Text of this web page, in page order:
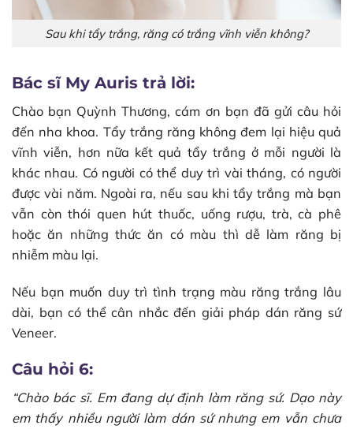
Sau khi tẩy trắng, răng có trắng vĩnh viễn không?
Bác sĩ My Auris trả lời:
Chào bạn Quỳnh Thương, cám ơn bạn đã gửi câu hỏi
đến nha khoa. Tẩy trắng răng không đem lại hiệu quả
vĩnh viễn, hơn nữa kết quả tẩy trắng ở mỗi người là
khác nhau. Có người có thể duy trì vài tháng, có người
được vài năm. Ngoài ra, nếu sau khi tẩy trắng mà bạn
vẫn còn thói quen hút thuốc, uống rượu, trà, cà phê
hoặc ăn những thức ăn có màu thì dễ làm răng bị
nhiễm màu lại.
Nếu bạn muốn duy trì tình trạng màu răng trắng lâu
dài, bạn có thể cân nhắc đến giải pháp dán răng sứ
Veneer.
Câu hỏi 6:
“Chào bác sĩ. Em đang dự định làm răng sứ. Dạo này
em thấy nhiều người làm dán sứ nhưng em vẫn chưa